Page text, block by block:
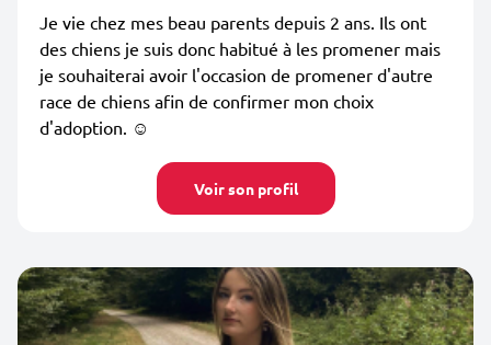
Je vie chez mes beau parents depuis 2 ans. Ils ont
des chiens je suis donc habitué à les promener mais
je souhaiterai avoir l'occasion de promener d'autre
race de chiens afin de confirmer mon choix
d'adoption. ☺️
Voir son profil